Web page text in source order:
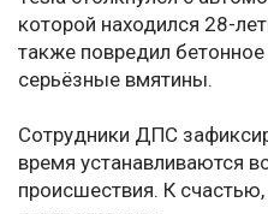
которой находился 28-
также повредил
серьёзные вмятины.
Сотрудники ДПС
время устанавливаются
происшествия. К